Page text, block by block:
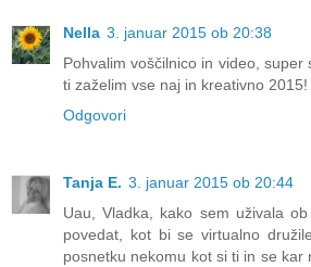
Nella 3. januar 2015 ob 20:38
Pohvalim voščilnico in video, super
ti zaželim vse naj in kreativno 2015!
Odgovori
Tanja E. 3. januar 2015 ob 20:44
Uau, Vladka, kako sem uživala
povedat, kot bi se virtualno
posnetku nekomu kot si ti in se kar